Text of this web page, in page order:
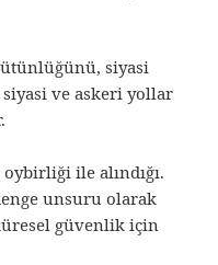
siyasi
siyasi ve askeri yollar
ile alındığı.
unsuru olarak
güvenlik için